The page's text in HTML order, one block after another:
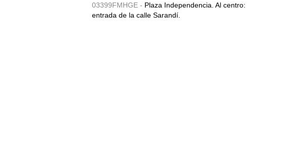
03399FMHGE - Plaza Independencia. Al centro:
entrada de la calle Sarandí.